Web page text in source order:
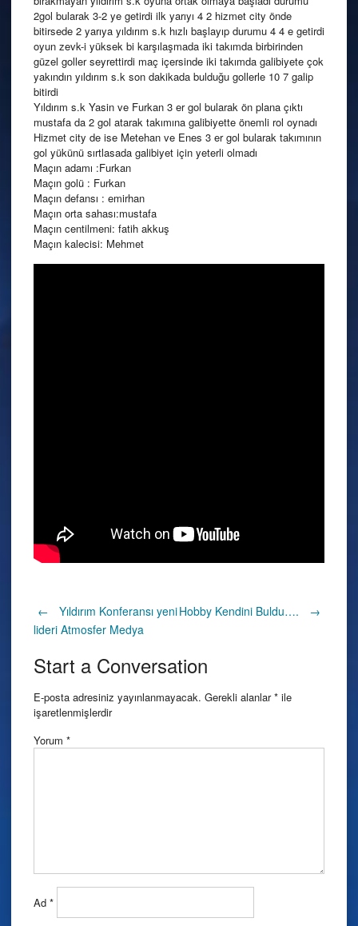
2gol bularak 3-2 ye getirdi ilk yarıyı 4 2 hizmet city önde
bitirsede 2 yarıya yıldırım s.k hızlı başlayıp durumu 4 4 e getirdi
oyun zevk-i yüksek bi karşılaşmada iki takımda birbirinden
güzel goller seyrettirdi maç içersinde iki takımda galibiyete çok
yakındın yıldırım s.k son dakikada bulduğu gollerle 10 7 galip
bitirdi
Yıldırım s.k Yasin ve Furkan 3 er gol bularak ön plana çıktı
mustafa da 2 gol atarak takımına galibiyette önemli rol oynadı
Hizmet city de ise Metehan ve Enes 3 er gol bularak takımının
gol yükünü sırtlasada galibiyet için yeterli olmadı
Maçın adamı :Furkan
Maçın golü : Furkan
Maçın defansı : emirhan
Maçın orta sahası:mustafa
Maçın centilmeni: fatih akkuş
Maçın kalecisi: Mehmet
Post
navigation
←
Yıldırım Konferansı yeni
lideri Atmosfer Medya
Hobby Kendini Buldu…. →
Start a Conversation
E-posta adresiniz yayınlanmayacak. Gerekli alanlar* ile
işaretlenmişlerdir
Yorum *
Ad *